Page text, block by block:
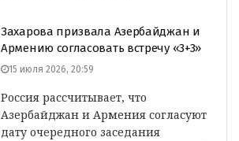
Захарова призвала Азербайджан и
Армению согласовать встречу «3+3»
15 июля 2026, 20:59
Россия рассчитывает, что
Азербайджан и Армения согласуют
дату очередного заседания